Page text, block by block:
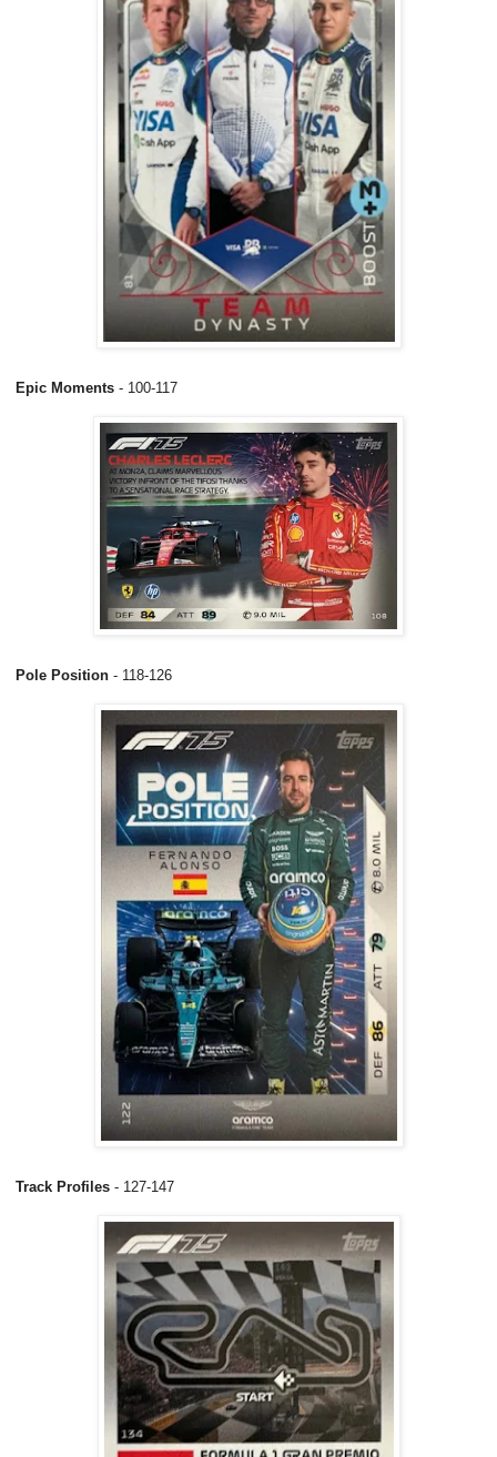
Epic Moments - 100-117
Pole Position - 118-126
Track Profiles - 127-147